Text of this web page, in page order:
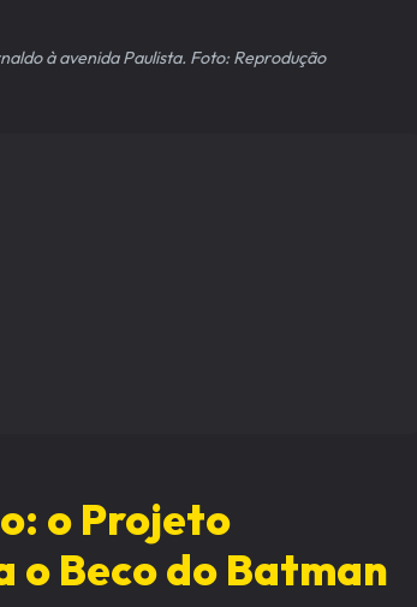
à avenida Paulista. Foto: Reprodução
o Projeto
o Beco do Batman